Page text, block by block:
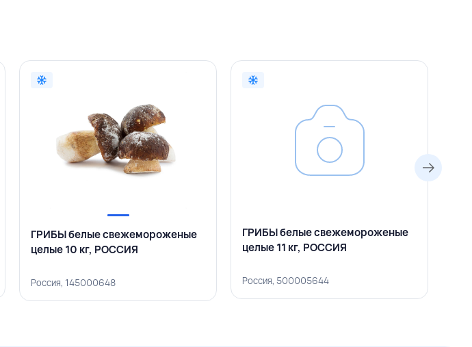
ГРИБЫ белые свежемороженые
целые 10 кг, РОССИЯ
Россия, 145000648
ГРИБЫ белые свежемороженые
целые 11 кг, РОССИЯ
Россия, 500005644